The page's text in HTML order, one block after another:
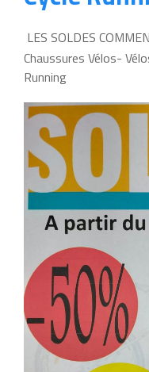
LES SOLDES
Chaussures Vélos-
Running